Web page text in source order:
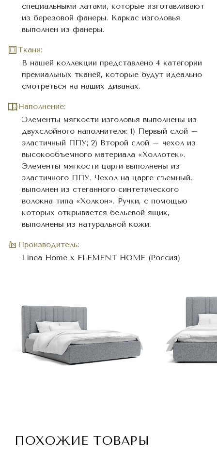
специальными латами, которые изготавливают
из березовой фанеры. Каркас изголовья
выполнен из фанеры.
Ткани:
В нашей коллекции представлено 4 категории
премиальных тканей, которые будут идеально
смотреться на наших диванах.
Наполнение:
Элементы мягкости изголовья выполнены из
двухслойного наполнителя: 1) Первый слой –
эластичный ППУ; 2) Второй слой – чехол из
высокообъемного материала «Холлотек».
Элементы мягкости царги выполнены из
эластичного ППУ. Чехол на царге съемный,
выполнен из стеганного синтетического
волокна типа «Холкон». Ручки, с помощью
которых открывается бельевой ящик,
выполнены из натуральной кожи.
Производитель:
Linea Home x ELEMENT HOME (Россия)
ПОХОЖИЕ ТОВАРЫ